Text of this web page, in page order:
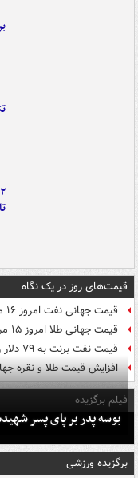
قیمت‌های روز در یک نگاه
قیمت جهانی نفت امروز ۱۶ مرداد
قیمت جهانی طلا امروز ۱۵ مرداد
قیمت نفت برنت به ۷۹ دلار رسید
افزایش قیمت طلا و نقره
فیلم برگزیده
بوسه‌ پدر بر پای پسر
برگزیده ورزشی